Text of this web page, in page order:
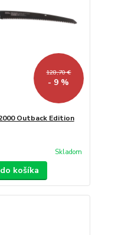
128,70 €
- 9 %
Outback Edition
Skladom
košíka